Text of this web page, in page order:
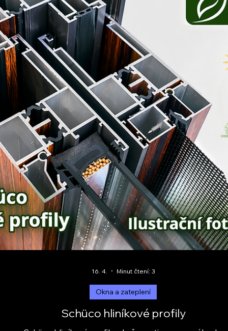
25. 4. Minut čtení: 3
Okna a zateplení
Jak má správně vypadat montáž oken
(detailně)
Jak má správně vypadat montáž oken? Reálné chyby
praxe, špatné postupy i rady, na co si dát pozor před
výběrem firmy.